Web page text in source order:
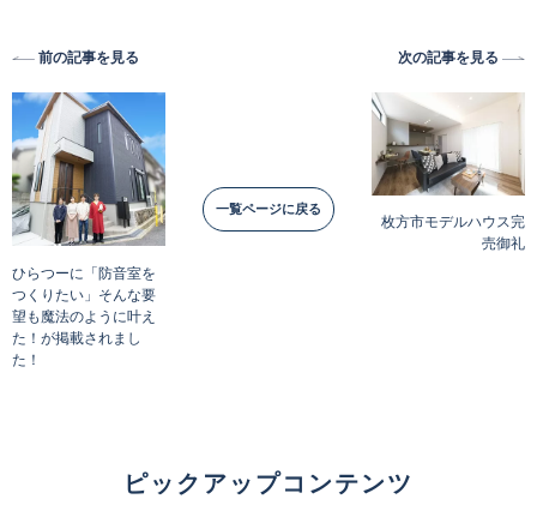
前の記事を見る
ひらつーに「防音室を
つくりたい」そんな要
望も魔法のように叶え
た！が掲載されまし
た！
一覧ページに戻る
次の記事を見る
枚方市モデルハウス完
売御礼
ピックアップコンテンツ